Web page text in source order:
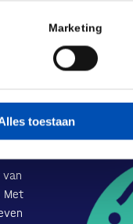
Marketing
toestaan
Met